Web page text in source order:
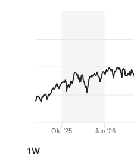
Okt '25 Jan '26
1W